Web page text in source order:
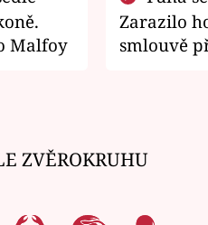
Malfoy
Zarazilo
smlouvě
ZVĚROKRUHU